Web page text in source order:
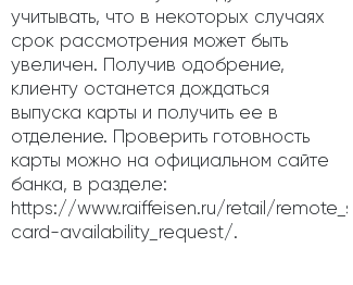
учитывать, что в некоторых случаях
срок рассмотрения может быть
увеличен. Получив одобрение,
клиенту останется дождаться
выпуска карты и получить ее в
отделение. Проверить готовность
карты можно на официальном сайте
банка, в разделе:
https://www.raiffeisen.ru/retail/
card-availability_request/.